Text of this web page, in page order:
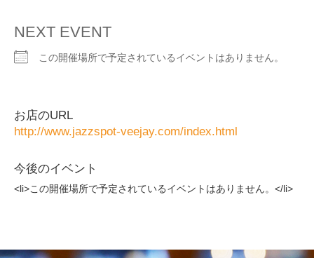
NEXT EVENT
この開催場所で予定されているイベントはありません。
お店のURL
http://www.jazzspot-veejay.com/index.html
今後のイベント
<li>この開催場所で予定されているイベントはありません。</li>